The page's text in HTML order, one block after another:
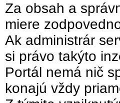
Za obsah a
miere
Ak administrár
si právo takýto
Portál nemá nič
konajú vždy